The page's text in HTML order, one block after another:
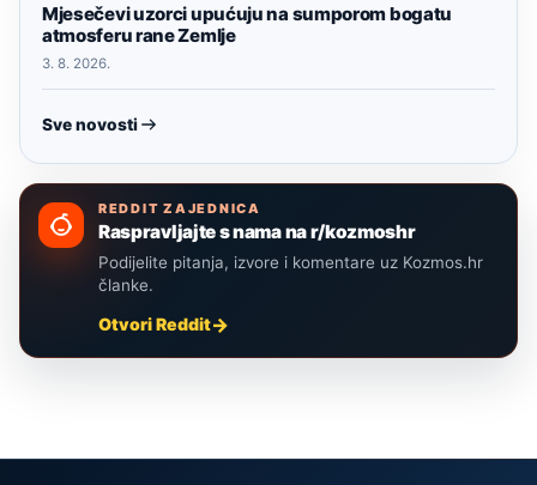
Mjesečevi uzorci upućuju na sumporom bogatu
atmosferu rane Zemlje
3. 8. 2026.
Sve novosti
REDDIT ZAJEDNICA
Raspravljajte s nama na r/kozmoshr
Podijelite pitanja, izvore i komentare uz Kozmos.hr
članke.
Otvori Reddit